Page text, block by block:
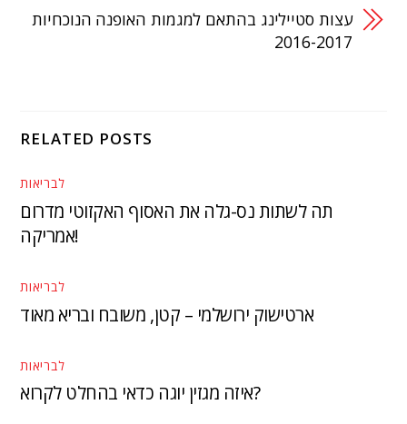
עצות סטיילינג בהתאם למגמות האופנה הנוכחיות
2016-2017
RELATED POSTS
לבריאות
תה לשתות נס-גלה את האסוף האקזוטי מדרום
אמריקה!
לבריאות
ארטישוק ירושלמי – קטן, משובח ובריא מאוד
לבריאות
איזה מגזין יוגה כדאי בהחלט לקרוא?